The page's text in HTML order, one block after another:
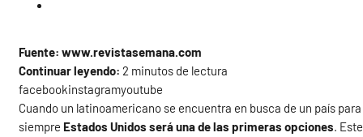
Fuente: www.revistasemana.com
Continuar leyendo: 2 minutos de lectura
facebookinstagramyoutube
Cuando un latinoamericano se encuentra en busca de un país
siempre Estados Unidos será una de las primeras opciones.